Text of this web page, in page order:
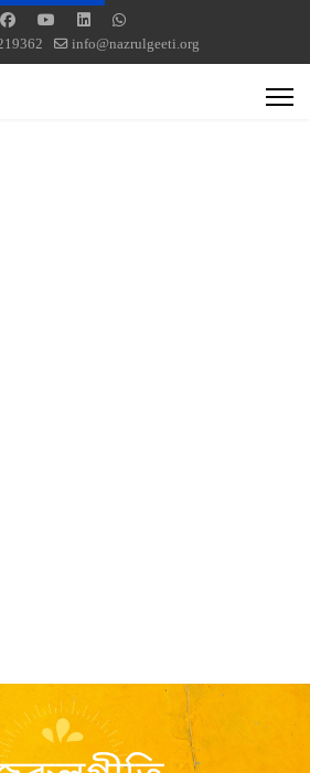
info@nazrulgeeti.org